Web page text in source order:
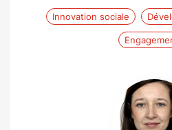
Innovation sociale